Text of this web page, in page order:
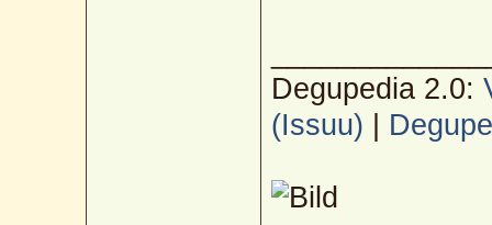
Degupedia 2.0:
(Issuu)